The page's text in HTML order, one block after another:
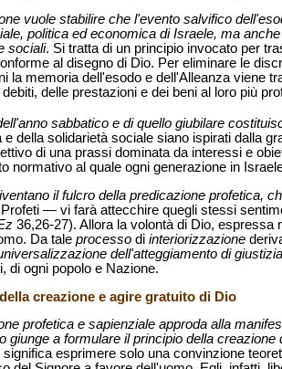
vuole stabilire che l'evento salvifico
politica ed economica di Israele, ma
sociali. Si tratta di un principio invocato per
al disegno di Dio. Per eliminare le
la memoria dell'esodo e dell'Alleanza viene
delle prestazioni e dei beni al loro più
sabbatico e di quello giubilare
e della solidarietà sociale siano ispirati dalla
di una prassi dominata da interessi e
normativo al quale ogni generazione in
il fulcro della predicazione profetica,
— vi farà attecchire quegli stessi
36,26-27). Allora la volontà di Dio, espressa
Da tale processo di interiorizzazione
dell'atteggiamento di
di ogni popolo e Nazione.
creazione e agire gratuito di Dio
profetica e sapienziale approda alla
giunge a formulare il principio della
esprimere solo una convinzione